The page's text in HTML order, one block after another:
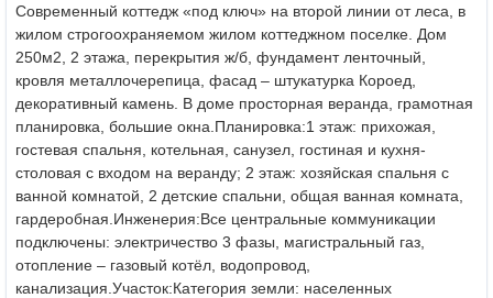
Современный коттедж «под ключ» на второй линии от леса, в
жилом строгоохраняемом жилом коттеджном поселке. Дом
250м2, 2 этажа, перекрытия ж/б, фундамент ленточный,
кровля металлочерепица, фасад – штукатурка Короед,
декоративный камень. В доме просторная веранда, грамотная
планировка, большие окна. Планировка:1 этаж: прихожая,
гостевая спальня, котельная, санузел, гостиная и кухня-
столовая с входом на веранду; 2 этаж: хозяйская спальня с
ванной комнатой, 2 детские спальни, общая ванная комната,
гардеробная. Инженерия:Все центральные коммуникации
подключены: электричество 3 фазы, магистральный газ,
отопление – газовый котёл, водопровод,
канализация. Участок:Категория земли: населенных